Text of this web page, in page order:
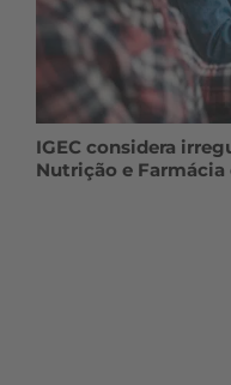
IGEC considera
Nutrição e Farmácia